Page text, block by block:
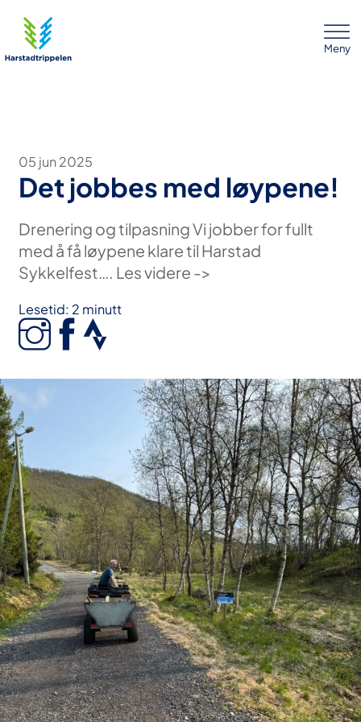
Meny
Det jobbes med løypene!
05 jun 2025
Drenering og tilpasning Vi jobber for fullt
med å få løypene klare til Harstad
Sykkelfest…. Les videre ->
Lesetid: 2 minutt